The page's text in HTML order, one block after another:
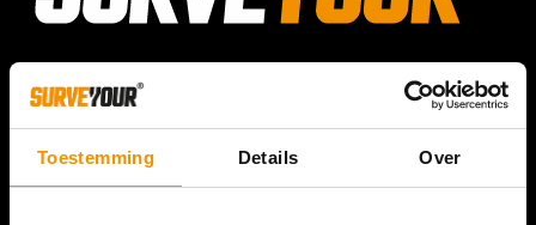
Toestemming Details Over